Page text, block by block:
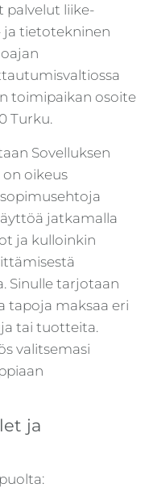
liike-
ja tietotekninen
toimipaikan osoite
Turku.
Sovelluksen
oikeus
jatkamalla
ja kulloinkin
Sinulle tarjotaan
tapoja maksaa eri
tai tuotteita.
valitsemasi
ja